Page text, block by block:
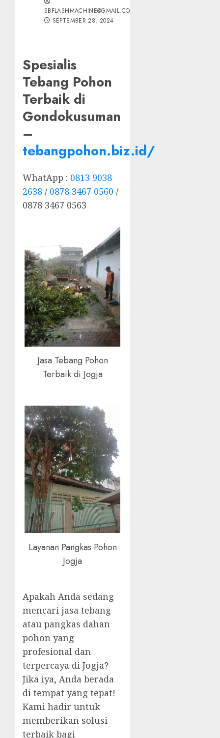
SBFLASHMACHINE@GMAIL.COM
SEPTEMBER 28, 2024
Spesialis
Tebang Pohon
Terbaik di
Gondokusuman
–
tebangpohon.biz.id/
WhatApp : 0813 9038
2638 / 0878 3467 0560 /
0878 3467 0563
Jasa Tebang Pohon
Terbaik di Jogja
Layanan Pangkas Pohon
Jogja
Apakah Anda sedang
mencari jasa tebang
atau pangkas dahan
pohon yang
profesional dan
terpercaya di Jogja?
Jika iya, Anda berada
di tempat yang tepat!
Kami hadir untuk
memberikan solusi
terbaik bagi